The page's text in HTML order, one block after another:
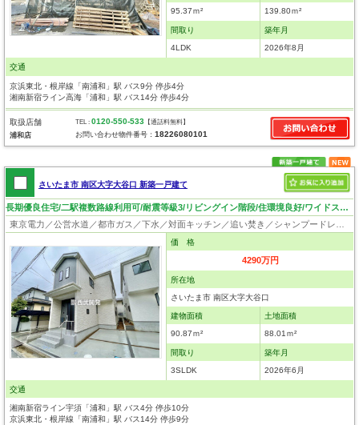
95.37ｍ² 139.80ｍ²
間取り
4LDK
築年月
2026年8月
交通
京浜東北・根岸線「南浦和」駅 バス9分 停歩4分
湘南新宿ライン高海「浦和」駅 バス14分 停歩4分
取扱店舗
浦和店
TEL :0120-550-533 【通話料無料】
お問い合わせ物件番号：18226080101
さいたま市 南区大字大谷口 新築一戸建て
長期優良住宅/二駅複数路線利用可/耐震等級3/リビングイン階段/住環境良好/ワイドスパンバルコニー！
価 格
4290万円
所在地
さいたま市 南区大字大谷口
建物面積
90.87ｍ²
土地面積
88.01ｍ²
間取り
3SLDK
築年月
2026年6月
交通
湘南新宿ライン宇須「浦和」駅 バス4分 停歩10分
京浜東北・根岸線「南浦和」駅 バス14分 停歩9分